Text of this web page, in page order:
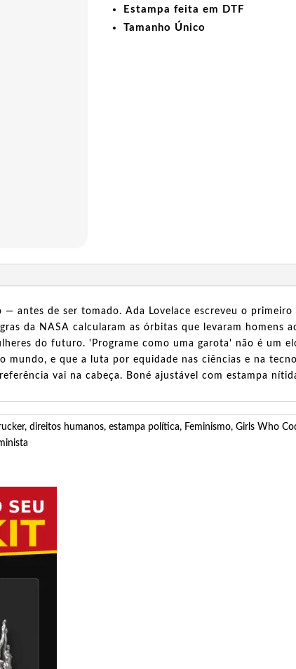
Estampa feita em DTF
Tamanho Único
antes de ser tomado. Ada Lovelace escreveu o
da NASA calcularam as órbitas que levaram homens
do futuro. 'Programe como uma garota' não é um
mundo, e que a luta por equidade nas ciências e na
vai na cabeça. Boné ajustável com estampa
, direitos humanos, estampa política, Feminismo, Girls Who